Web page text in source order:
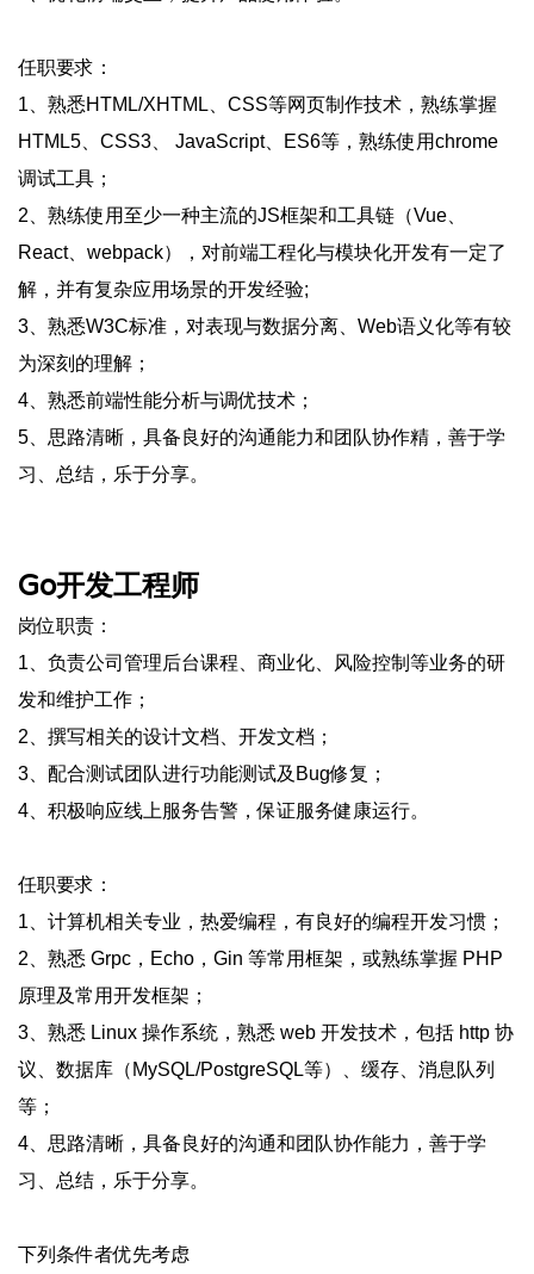
任职要求：
1、熟悉HTML/XHTML、CSS等网页制作技术，熟练掌握
HTML5、CSS3、 JavaScript、ES6等，熟练使用chrome
调试工具；
2、熟练使用至少一种主流的JS框架和工具链（Vue、
React、webpack），对前端工程化与模块化开发有一定了
解，并有复杂应用场景的开发经验;
3、熟悉W3C标准，对表现与数据分离、Web语义化等有较
为深刻的理解；
4、熟悉前端性能分析与调优技术；
5、思路清晰，具备良好的沟通能力和团队协作精，善于学
习、总结，乐于分享。
Go开发工程师
岗位职责：
1、负责公司管理后台课程、商业化、风险控制等业务的研
发和维护工作；
2、撰写相关的设计文档、开发文档；
3、配合测试团队进行功能测试及Bug修复；
4、积极响应线上服务告警，保证服务健康运行。
任职要求：
1、计算机相关专业，热爱编程，有良好的编程开发习惯；
2、熟悉 Grpc，Echo，Gin 等常用框架，或熟练掌握 PHP
原理及常用开发框架；
3、熟悉 Linux 操作系统，熟悉 web 开发技术，包括 http 协
议、数据库（MySQL/PostgreSQL等）、缓存、消息队列
等；
4、思路清晰，具备良好的沟通和团队协作能力，善于学
习、总结，乐于分享。
下列条件者优先考虑